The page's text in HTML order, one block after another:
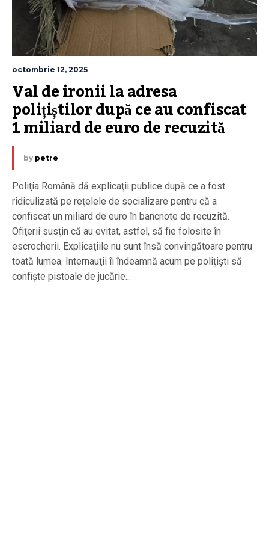
octombrie 12, 2025
Val de ironii la adresa
polițiștilor după ce au confiscat
1 miliard de euro de recuzită
by petre
Poliţia Română dă explicaţii publice după ce a fost
ridiculizată pe reţelele de socializare pentru că a
confiscat un miliard de euro în bancnote de recuzită.
Ofiţerii susţin că au evitat, astfel, să fie folosite în
escrocherii. Explicaţiile nu sunt însă convingătoare pentru
toată lumea. Internauţii îi îndeamnă acum pe poliţişti să
confişte pistoale de jucărie...